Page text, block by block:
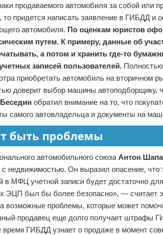
продаваемого автомобиля за собой
то придется написать заявление в ГИБДД и
автомобиля. По оценкам юристов
путем. К примеру, данные об
а потом и хранить где-то
записей пользователей.
приобретать автомобиль на вторичном
доверит выбор машины автоподборщику,
обратил внимание на то, что
самого автовладельца и документы на
быть проблемы
автомобильного союза Антон
недвижимостью. Он выразил опасение, что
в МФЦ учетной записи будет достаточно
ЭЦП был бы более безопасно», — считает
возможные проблемы, которые может
продавец еще долго получает штрафы
ГИБДД узнает о продаже в момент